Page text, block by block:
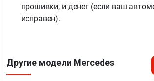
прошивки, и денег (если ваш
исправен).
Другие модели Mercedes